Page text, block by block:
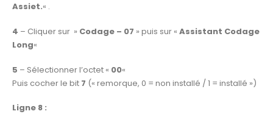
Assiet.« .
4 – Cliquer sur » Codage – 07 » puis sur « Assistant Codage
Long«
5 – Sélectionner l’octet « 00«
Puis cocher le bit 7 (« remorque, 0 = non installé / 1 = installé »)
Ligne 8 :